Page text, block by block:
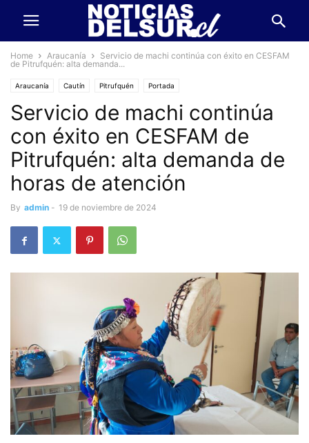
Home Araucanía
Servicio de machi continúa con éxito en CESFAM
de Pitrufquén: alta demanda...
Araucanía Cautín Pitrufquén Portada
Servicio de machi continúa
con éxito en CESFAM de
Pitrufquén: alta demanda de
horas de atención
By admin - 19 de noviembre de 2024